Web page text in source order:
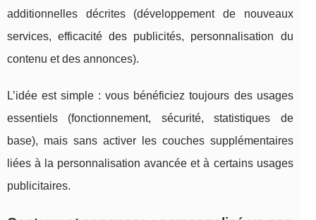
additionnelles décrites (développement de nouveaux
services, efficacité des publicités, personnalisation du
contenu et des annonces).
L’idée est simple : vous bénéficiez toujours des usages
essentiels (fonctionnement, sécurité, statistiques de
base), mais sans activer les couches supplémentaires
liées à la personnalisation avancée et à certains usages
publicitaires.